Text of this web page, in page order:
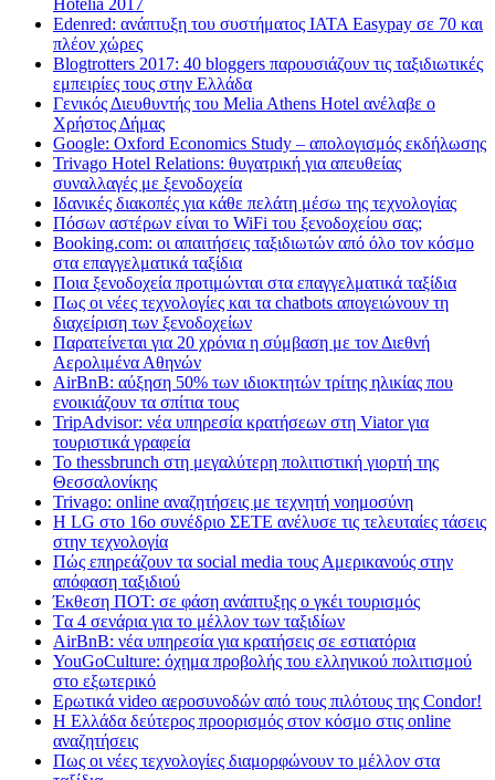
Hotelia 2017
Edenred: ανάπτυξη του συστήματος IATA Easypay σε 70 και
πλέον χώρες
Blogtrotters 2017: 40 bloggers παρουσιάζουν τις ταξιδιωτικές
εμπειρίες τους στην Ελλάδα
Γενικός Διευθυντής του Melia Athens Hotel ανέλαβε ο
Χρήστος Δήμας
Google: Oxford Economics Study – απολογισμός εκδήλωσης
Trivago Hotel Relations: θυγατρική για απευθείας
συναλλαγές με ξενοδοχεία
Iδανικές διακοπές για κάθε πελάτη μέσω της τεχνολογίας
Πόσων αστέρων είναι το WiFi του ξενοδοχείου σας;
Booking.com: οι απαιτήσεις ταξιδιωτών από όλο τον κόσμο
στα επαγγελματικά ταξίδια
Ποια ξενοδοχεία προτιμώνται στα επαγγελματικά ταξίδια
Πως οι νέες τεχνολογίες και τα chatbots απογειώνουν τη
διαχείριση των ξενοδοχείων
Παρατείνεται για 20 χρόνια η σύμβαση με τον Διεθνή
Αερολιμένα Αθηνών
AirBnB: αύξηση 50% των ιδιοκτητών τρίτης ηλικίας που
ενοικιάζουν τα σπίτια τους
TripAdvisor: νέα υπηρεσία κρατήσεων στη Viator για
τουριστικά γραφεία
Το thessbrunch στη μεγαλύτερη πολιτιστική γιορτή της
Θεσσαλονίκης
Trivago: online αναζητήσεις με τεχνητή νοημοσύνη
H LG στο 16ο συνέδριο ΣΕΤΕ ανέλυσε τις τελευταίες τάσεις
στην τεχνολογία
Πώς επηρεάζουν τα social media τους Αμερικανούς στην
απόφαση ταξιδιού
Έκθεση ΠΟΤ: σε φάση ανάπτυξης ο γκέι τουρισμός
Tα 4 σενάρια για το μέλλον των ταξιδίων
AirBnB: νέα υπηρεσία για κρατήσεις σε εστιατόρια
YouGoCulture: όχημα προβολής του ελληνικού πολιτισμού
στο εξωτερικό
Eρωτικά video αεροσυνοδών από τους πιλότους της Condor!
Η Ελλάδα δεύτερος προορισμός στον κόσμο στις online
αναζητήσεις
Πως οι νέες τεχνολογίες διαμορφώνουν το μέλλον στα